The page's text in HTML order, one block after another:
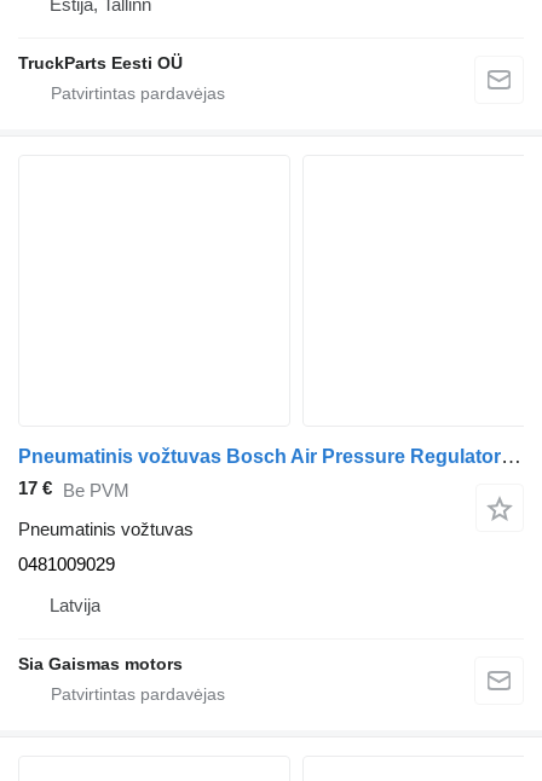
Estija, Tallinn
TruckParts Eesti OÜ
Pneumatinis vožtuvas Bosch Air Pressure Regulator pneumatic valve 0481009029 autobuso Scania
17 € Be PVM
Pneumatinis vožtuvas
0481009029
Latvija
Sia Gaismas motors